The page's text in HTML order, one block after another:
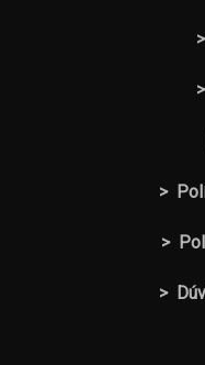
>
>
>
>